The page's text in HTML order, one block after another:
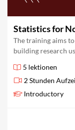
Statistics for
The training aims
building research
5 lektionen
2 Stunden
Introductory